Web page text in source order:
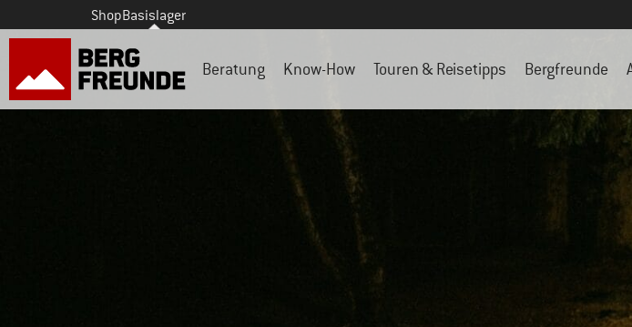
ShopBasislager
Beratung Know-How Touren & Reisetipps Bergfreunde